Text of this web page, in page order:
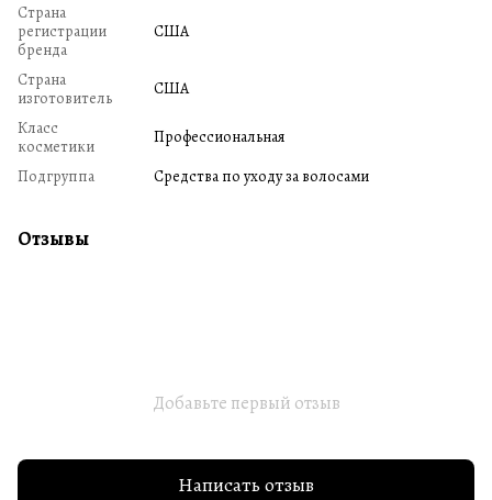
Страна
регистрации
бренда
США
Страна
изготовитель
США
Класс
косметики
Профессиональная
Подгруппа
Средства по уходу за волосами
Отзывы
Добавьте первый отзыв
Написать отзыв